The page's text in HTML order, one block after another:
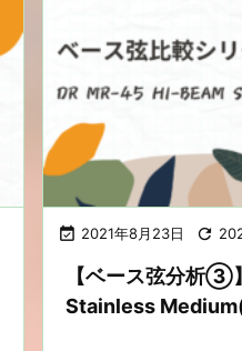
 2021年8月23日 
【ベース弦分析③
Stainless